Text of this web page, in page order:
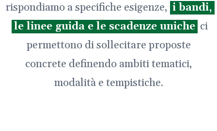
rispondiamo a specifiche esigenze, i bandi,
le linee guida e le scadenze uniche ci
permettono di sollecitare proposte
concrete definendo ambiti tematici,
modalità e tempistiche.